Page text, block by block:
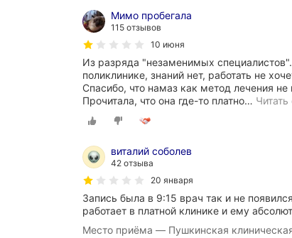
Мимо пробегала
115 отзывов
10 июня
Из разряда "незаменимых
поликлинике, знаний нет, работать не
Спасибо, что намаз как метод лечения не
Прочитала, что она где-то платно…
виталий соболев
42 отзыва
20 января
Запись была в 9:15 врач так и не
работает в платной клинике и ему
Место приёма — Пушкинская